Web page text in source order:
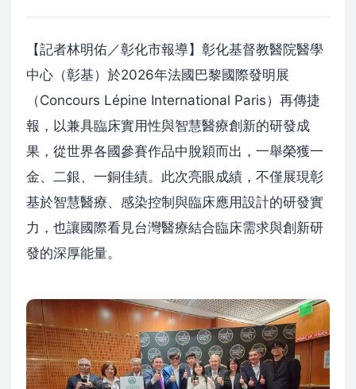
【記者林明佑／彰化市報導】彰化基督教醫院醫學
中心（彰基）於2026年法國巴黎國際發明展
（Concours Lépine International Paris）再傳捷
報，以兼具臨床實用性與智慧醫療創新的研發成
果，從世界各國參賽作品中脫穎而出，一舉榮獲一
金、二銀、一銅佳績。此次亮眼成績，不僅展現彰
基於智慧醫療、感染控制與臨床應用設計的研發實
力，也讓國際看見台灣醫療結合臨床需求與創新研
發的深厚能量。